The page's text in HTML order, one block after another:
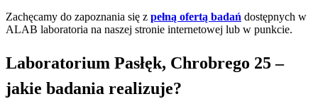
Zachęcamy do zapoznania się z pełną ofertą badań dostępnych w
ALAB laboratoria na naszej stronie internetowej lub w punkcie.
Laboratorium Pasłęk, Chrobrego 25 –
jakie badania realizuje?